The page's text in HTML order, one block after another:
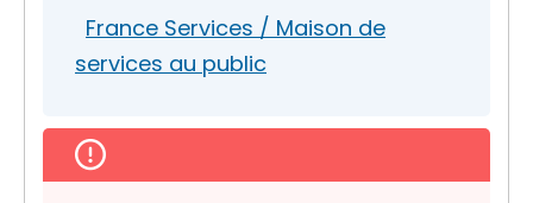
France Services / Maison de
services au public